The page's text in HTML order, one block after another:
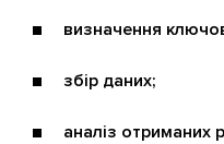
визначення
збір даних;
аналіз отриманих